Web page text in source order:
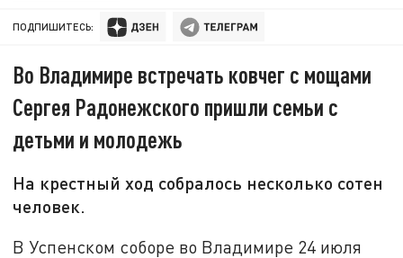
ПОДПИШИТЕСЬ:
Во Владимире встречать ковчег с мощами
Сергея Радонежского пришли семьи с
детьми и молодежь
На крестный ход собралось несколько сотен
человек.
В Успенском соборе во Владимире 24 июля